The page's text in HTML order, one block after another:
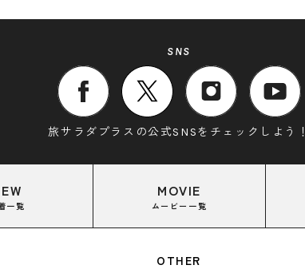
SNS
旅サラダプラスの公式SNSをチェックしよう！
一覧
MOVIE
ムービー一覧
OTHER